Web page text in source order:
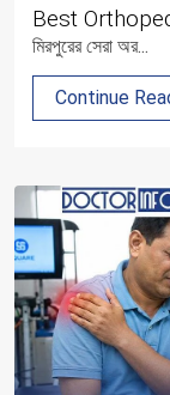
Best
মিরপুরের সেরা অর...
Continue